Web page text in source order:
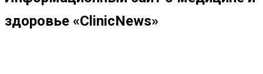
здоровье «ClinicNews»